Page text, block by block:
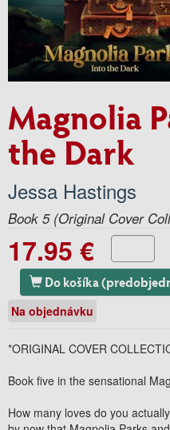
Magnolia
the Dark
Jessa Hastings
Book 5 (Original Cover
17.95 €
Do košíka
Na objednávku
*ORIGINAL COVER
Book five in the sensational
How many loves do you